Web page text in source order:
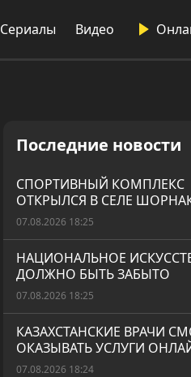
Сериалы Видео
Последние новости
СПОРТИВНЫЙ КОМПЛЕКС
ОТКРЫЛСЯ В СЕЛЕ
07.08.2026 18:25
НАЦИОНАЛЬНОЕ
ДОЛЖНО БЫТЬ ЗАБЫТО
07.08.2026 18:25
КАЗАХСТАНСКИЕ ВРАЧИ
ОКАЗЫВАТЬ УСЛУГИ
07.08.2026 18:24